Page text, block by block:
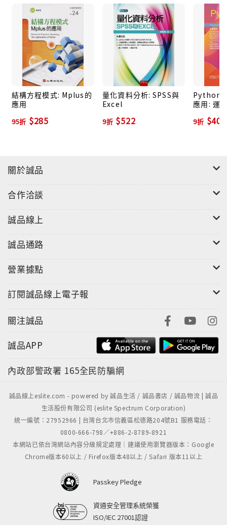
結構方程模式: Mplus的
應用
95折 $285
量化資料分析: SPSS與
Excel
9折 $522
Python
應用: 運
9折 $405
關於誠品
合作洽談
誠品線上
誠品通路
營業據點
訂閱誠品線上電子報
關注誠品
誠品APP
內政部警政署 165全民防騙網
誠品線上eslite.com - powered by 誠品生活 / 誠品書店 / 誠品物流 | 誠品
生活股份有限公司 (eslite Spectrum Corporation)
統一編號：27952966 | 台灣台北市信義區松德路204號B1 服務電話：
0800-666-798／+886-2-8789-8921
本網站已依台灣網站內容分級規定處理｜建議使用瀏覽器版本：Google
Chrome版本60以上 / Firefox版本48以上 / Safari 版本11以上
Passkey Pledge
資通安全管理系統榮獲
ISO/IEC 27001認證